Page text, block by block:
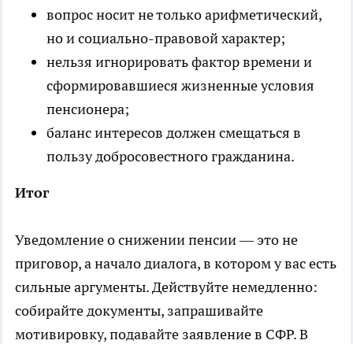
вопрос носит не только арифметический,
но и социально-правовой характер;
нельзя игнорировать фактор времени и
сформировавшиеся жизненные условия
пенсионера;
баланс интересов должен смещаться в
пользу добросовестного гражданина.
Итог
Уведомление о снижении пенсии — это не
приговор, а начало диалога, в котором у вас есть
сильные аргументы. Действуйте немедленно:
собирайте документы, запрашивайте
мотивировку, подавайте заявление в СФР. В